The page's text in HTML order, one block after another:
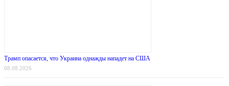
Трамп опасается, что Украина однажды нападет на США
08.08.2026